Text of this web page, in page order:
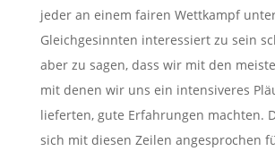
jeder an einem fairen Wettkampf
Gleichgesinnten interessiert zu sein
aber zu sagen, dass wir mit den
mit denen wir uns ein intensiveres
lieferten, gute Erfahrungen machten.
sich mit diesen Zeilen angesprochen